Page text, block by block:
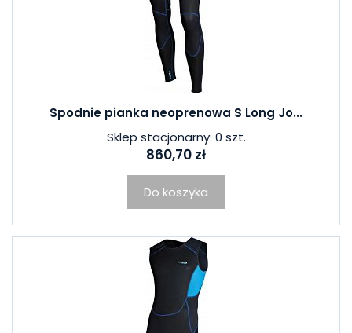
Spodnie pianka neoprenowa S Long Jo...
Sklep stacjonarny: 0 szt.
860,70 zł
Do koszyka